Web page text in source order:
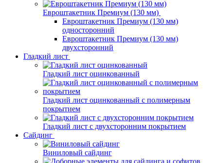
Евроштакетник Премиум (130 мм)
Евроштакетник Премиум (130 мм)
односторонний
Евроштакетник Премиум (130 мм)
двухсторонний
Гладкий лист
Гладкий лист оцинкованный
Гладкий лист оцинкованный с полимерным
покрытием
Гладкий лист с двухсторонним покрытием
Сайдинг
Виниловый сайдинг